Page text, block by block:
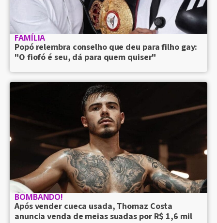
FAMÍLIA
Popó relembra conselho que deu para filho gay:
"O fiofó é seu, dá para quem quiser"
BOMBANDO!
Após vender cueca usada, Thomaz Costa
anuncia venda de meias suadas por R$ 1,6 mil